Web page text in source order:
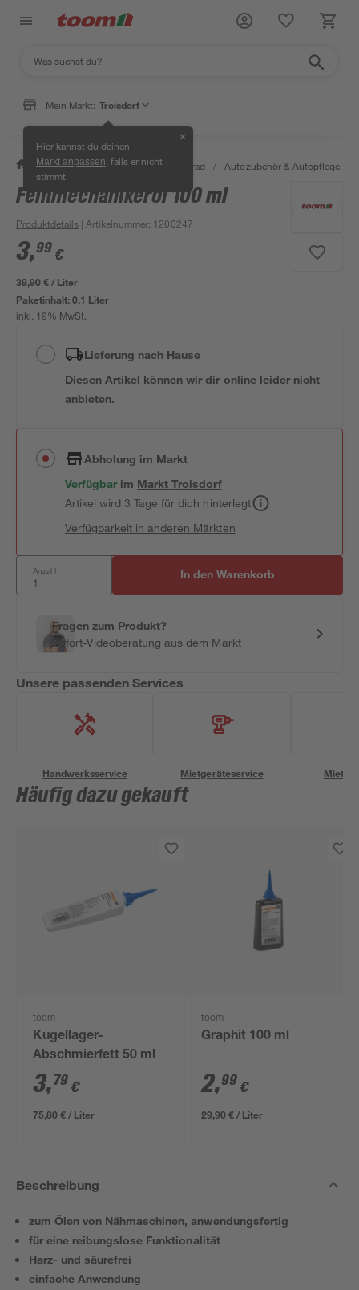
Mein Markt: Troisdorf
Hier kannst du deinen
Markt anpassen , falls er nicht
stimmt.
✕
/ Garten & Freizeit / Auto & Fahrrad / Autozubehör & Autopflege
Feinmechanikeröl 100 ml
Produktdetails | Artikelnummer: 1200247
3,99 €
39,90 € / Liter
Paketinhalt:0,1 Liter
inkl. 19% MwSt.
Lieferung nach Hause
Diesen Artikel können wir dir online leider nicht
anbieten.
Abholung im Markt
Verfügbar im MarktTroisdorf
Artikel wird 3 Tage für dich hinterlegt
Verfügbarkeit in anderen Märkten
Anzahl: In den Warenkorb
Fragen zum Produkt?
Sofort-Videoberatung aus dem Markt
Unsere passenden Services
Handwerksservice Mietgeräteservice
Häufig dazu gekauft
toom
Kugellager-
Abschmierfett 50 ml
3,79 €
75,80 € / Liter
toom
Graphit 100 ml
2,99 €
29,90 € / Liter
Beschreibung
zum Ölen von Nähmaschinen, anwendungsfertig
für eine reibungslose Funktionalität
Harz- und säurefrei
einfache Anwendung